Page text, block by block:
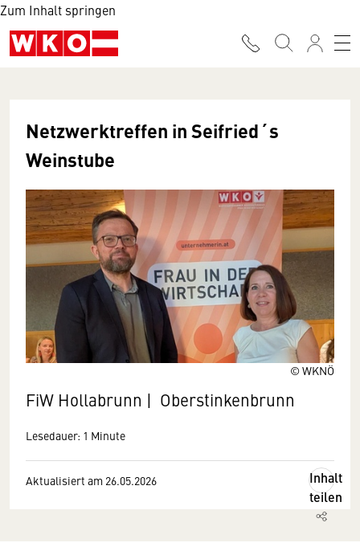
Zum Inhalt springen
© WKNÖ
Netzwerktreffen in Seifried´s
Weinstube
FiW Hollabrunn | Oberstinkenbrunn
Lesedauer: 1 Minute
Aktualisiert am 26.05.2026
Inhalt
teilen